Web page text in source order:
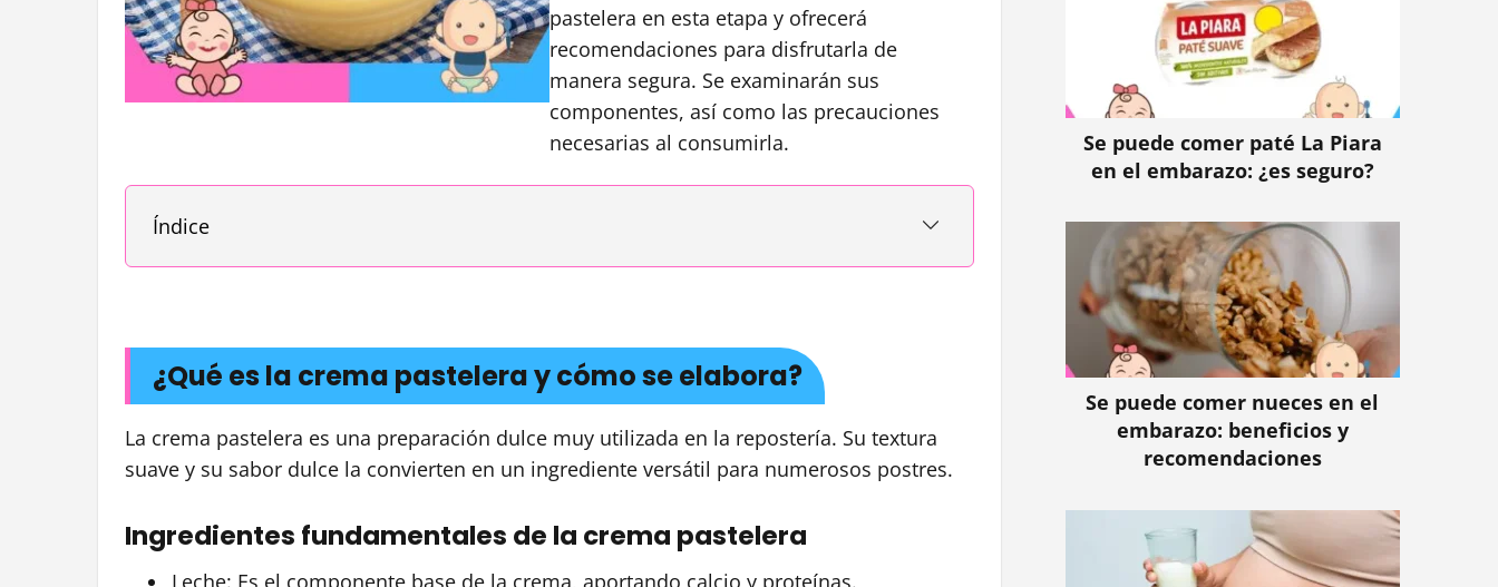
pastelera en esta etapa y ofrecerá
recomendaciones para disfrutarla de
manera segura. Se examinarán sus
componentes, así como las precauciones
necesarias al consumirla.
Índice
¿Qué es la crema pastelera y cómo se elabora?
La crema pastelera es una preparación dulce muy utilizada en la repostería. Su textura
suave y su sabor dulce la convierten en un ingrediente versátil para numerosos postres.
Ingredientes fundamentales de la crema pastelera
Leche: Es el componente base de la crema, aportando calcio y proteínas.
Se puede comer paté La Piara
en el embarazo: ¿es seguro?
Se puede comer nueces en el
embarazo: beneficios y
recomendaciones